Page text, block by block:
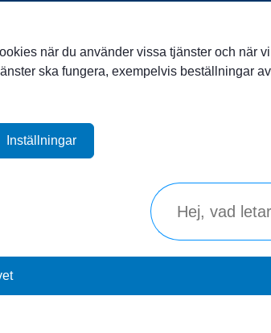
när du använder vissa tjänster och när
ska fungera, exempelvis beställningar
Inställningar